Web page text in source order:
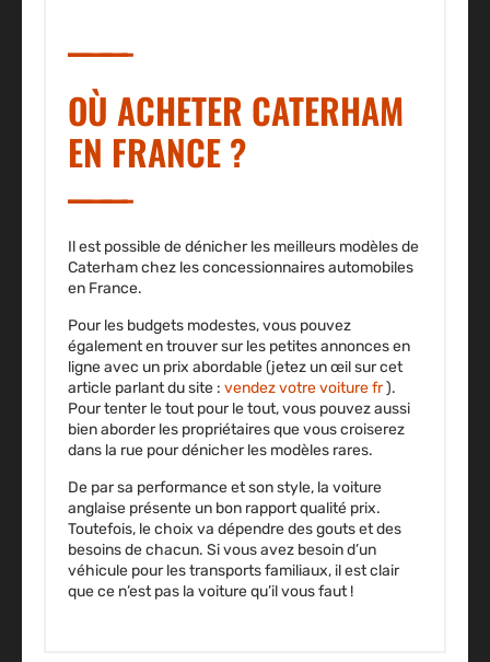
OÙ ACHETER CATERHAM
EN FRANCE ?
Il est possible de dénicher les meilleurs modèles de
Caterham chez lesconcessionnaires automobiles
en France.
Pour les budgets modestes, vous pouvez
également en trouver sur les petitesannonces en
ligne avec un prix abordable (jetez un œil sur cet
article parlant du site : vendez votre voiture fr).
Pour tenter le tout pour le tout, vous pouvez aussi
bien aborder les propriétaires que vous croiserez
dans la rue pour dénicher les modèles rares.
De par sa performance et son style, la voiture
anglaise présente un bon rapport qualité prix.
Toutefois, le choix va dépendredes gouts et des
besoinsde chacun. Si vous avez besoin d’un
véhicule pour les transports familiaux, il est clair
que ce n’est pas la voiture qu’il vous faut !